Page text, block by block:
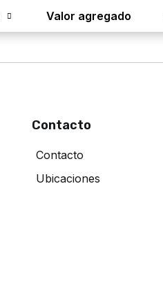
Valor agregado
Contacto
Contacto
Ubicaciones